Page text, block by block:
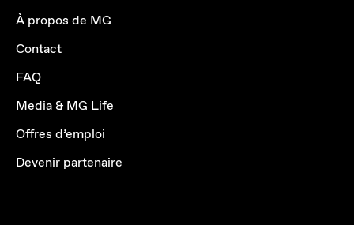
À propos de MG
Contact
FAQ
Media & MG Life
Offres d’emploi
Devenir partenaire